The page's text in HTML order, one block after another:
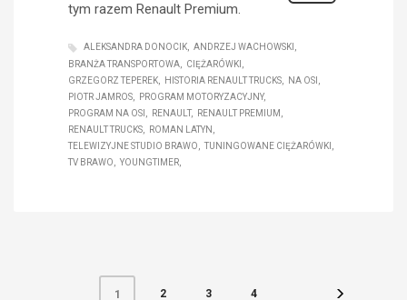
tym razem Renault Premium.
ALEKSANDRA DONOCIK
ANDRZEJ WACHOWSKI
BRANŻA TRANSPORTOWA
CIĘŻARÓWKI
GRZEGORZ TEPEREK
HISTORIA RENAULT TRUCKS
NA OSI
PIOTR JAMROS
PROGRAM MOTORYZACYJNY
PROGRAM NA OSI
RENAULT
RENAULT PREMIUM
RENAULT TRUCKS
ROMAN LATYN
TELEWIZYJNE STUDIO BRAWO
TUNINGOWANE CIĘŻARÓWKI
TV BRAWO
YOUNGTIMER
1 2 3 4